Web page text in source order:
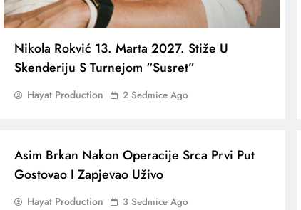
Nikola Rokvić 13. Marta 2027. Stiže U
Skenderiju S Turnejom “Susret”
Hayat Production 2 Sedmice Ago
Asim Brkan Nakon Operacije Srca Prvi Put
Gostovao I Zapjevao Uživo
Hayat Production 3 Sedmice Ago